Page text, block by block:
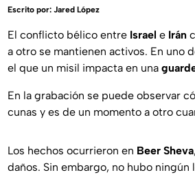
Escrito por: Jared López
El conflicto bélico entre Israel e Irán
a otro se mantienen activos. En uno
el que un misil impacta en una
En la grabación se puede observar
cunas y es de un momento a otro
Los hechos ocurrieron en Beer Sheva
daños. Sin embargo, no hubo